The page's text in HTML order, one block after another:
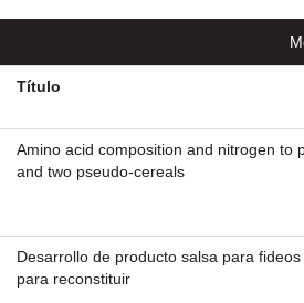
Título
Amino acid composition and nitrogen to
and two pseudo-cereals
Desarrollo de producto salsa para
para reconstituir